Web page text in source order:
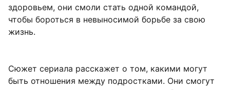
здоровьем, они смоли стать одной командой,
чтобы бороться в невыносимой борьбе за свою
жизнь.
Сюжет сериала расскажет о том, какими могут
быть отношения между подростками. Они смогут